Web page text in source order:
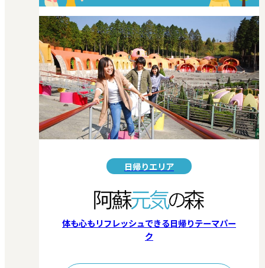
日帰りエリア
体も心もリフレッシュできる日帰りテーマパー
ク